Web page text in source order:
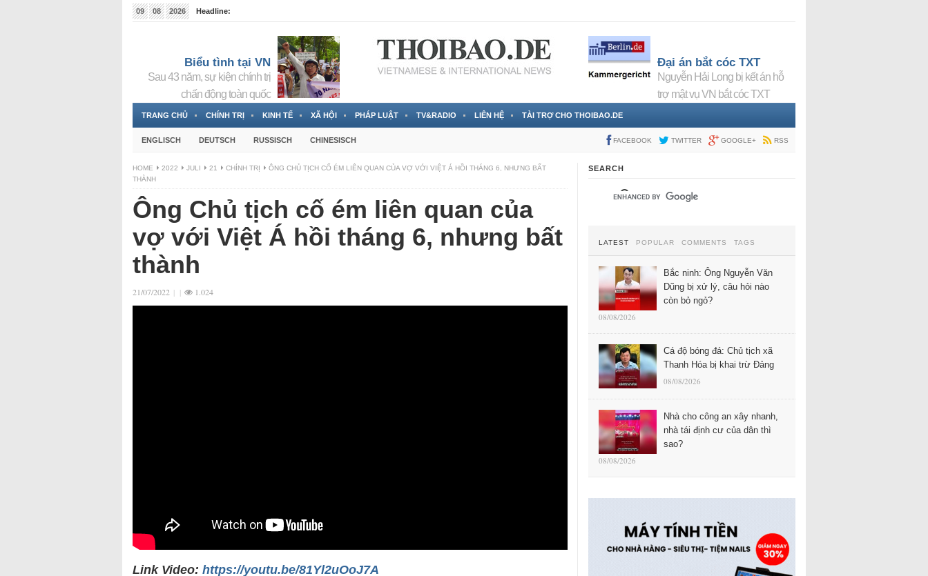
09 08 2026
Headline:
Biểu tình tại VN
Sau 43 năm, sự kiện chính trị
chấn động toàn quốc
Đại án bắt cóc TXT
Nguyễn Hải Long bị kết án hỗ
trợ mật vụ VN bắt cóc TXT
TRANG CHỦ CHÍNH TRỊ KINH TẾ XÃ HỘI PHÁP LUẬT TV&RADIO LIÊN HỆ TÀI TRỢ CHO THOIBAO.DE
ENGLISCH DEUTSCH RUSSISCH CHINESISCH FACEBOOK TWITTER GOOGLE+ RSS
HOME 2022 JULI 21 CHÍNH TRỊ
ÔNG CHỦ TỊCH CỐ ÉM LIÊN QUAN CỦA VỢ VỚI VIỆT Á HỒI THÁNG 6, NHƯNG BẤT
THÀNH
Ông Chủ tịch cố ém liên quan của
vợ với Việt Á hồi tháng 6, nhưng bất
thành
21/07/2022 | | 1.024
Link Video: https://youtu.be/81Yl2uOoJ7A
SEARCH
LATEST POPULAR COMMENTS TAGS
Bắc ninh: Ông Nguyễn Văn
Dũng bị xử lý, câu hỏi nào
còn bỏ ngỏ?
08/08/2026
Cá độ bóng đá: Chủ tịch xã
Thanh Hóa bị khai trừ Đảng
08/08/2026
Nhà cho công an xây nhanh,
nhà tái định cư của dân thì
sao?
08/08/2026